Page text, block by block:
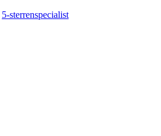
5-sterrenspecialist